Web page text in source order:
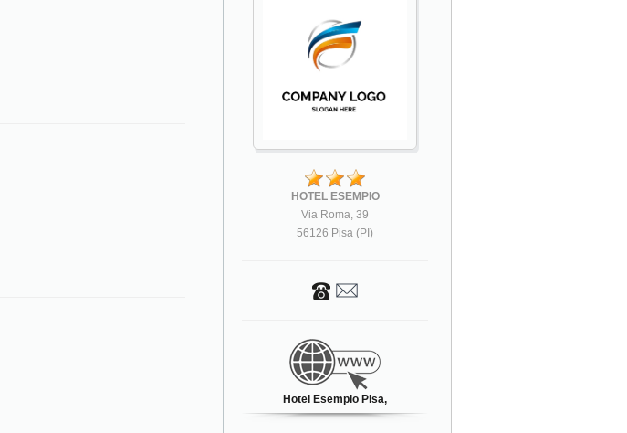
HOTEL ESEMPIO
Via Roma, 39
56126 Pisa (PI)
Hotel Esempio Pisa,